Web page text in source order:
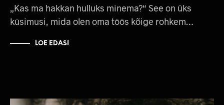
„Kas ma hakkan hulluks minema?“ See on üks
küsimusi, mida olen oma töös kõige rohkem…
LOE EDASI